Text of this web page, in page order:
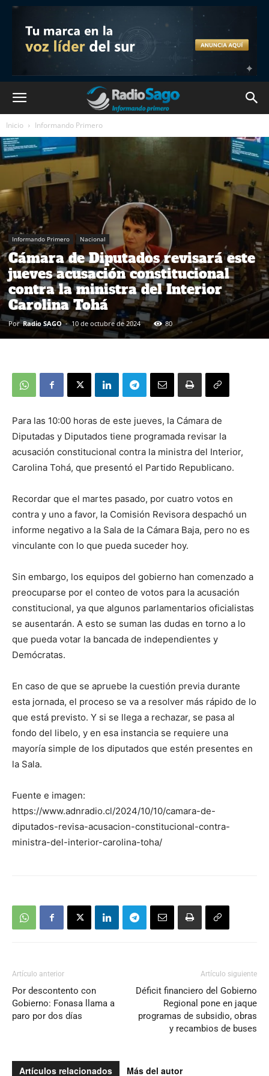
Inicio Informando Primero
Informando Primero Nacional
Cámara de Diputados revisará este
jueves acusación constitucional
contra la ministra del Interior
Carolina Tohá
Por Radio SAGO - 10 de octubre de 2024 80
Para las 10:00 horas de este jueves, la Cámara de
Diputadas y Diputados tiene programada revisar la
acusación constitucional contra la ministra del Interior,
Carolina Tohá, que presentó el Partido Republicano.
Recordar que el martes pasado, por cuatro votos en
contra y uno a favor, la Comisión Revisora despachó un
informe negativo a la Sala de la Cámara Baja, pero no es
vinculante con lo que pueda suceder hoy.
Sin embargo, los equipos del gobierno han comenzado a
preocuparse por el conteo de votos para la acusación
constitucional, ya que algunos parlamentarios oficialistas
se ausentarán. A esto se suman las dudas en torno a lo
que pueda votar la bancada de independientes y
Demócratas.
En caso de que se apruebe la cuestión previa durante
esta jornada, el proceso se va a resolver más rápido de lo
que está previsto. Y si se llega a rechazar, se pasa al
fondo del libelo, y en esa instancia se requiere una
mayoría simple de los diputados que estén presentes en
la Sala.
Fuente e imagen:
https://www.adnradio.cl/2024/10/10/camara-de-
diputados-revisa-acusacion-constitucional-contra-
ministra-del-interior-carolina-toha/
Artículo anterior
Por descontento con
Gobierno: Fonasa llama a
paro por dos días
Artículo siguiente
Déficit financiero del Gobierno
Regional pone en jaque
programas de subsidio, obras
y recambios de buses
Artículos relacionados Más del autor